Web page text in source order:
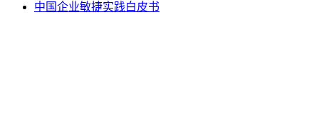
中国企业敏捷实践白皮书